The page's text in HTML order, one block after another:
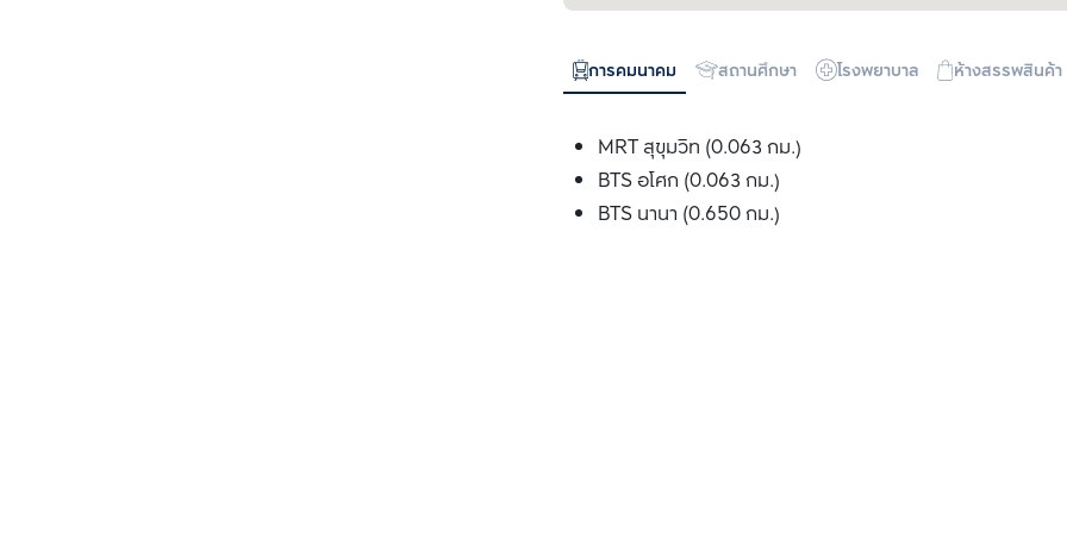
การคมนาคม สถานศึกษา โรงพยาบาล ห้างสรรพสินค้า
MRT สุขุมวิท (0.063 กม.)
BTS อโศก (0.063 กม.)
BTS นานา (0.650 กม.)